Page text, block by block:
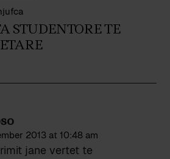
STUDENTORE TE
2013 at 10:48 am
jane vertet te